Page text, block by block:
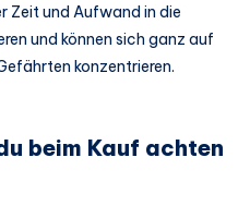
Zeit und Aufwand in die
und können sich ganz auf
konzentrieren.
beim Kauf achten